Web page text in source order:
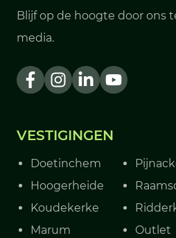
Blijf op de hoogte door ons
media.
VESTIGINGEN
Doetinchem
Hoogerheide
Koudekerke
Marum
Outlet